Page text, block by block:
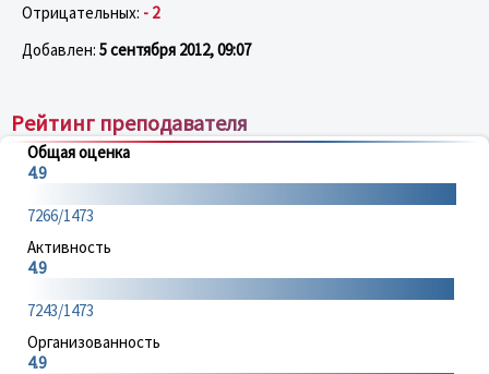
Отрицательных: - 2
Добавлен: 5 сентября 2012, 09:07
Рейтинг преподавателя
Общая оценка
4.9
7266/1473
Активность
4.9
7243/1473
Организованность
4.9